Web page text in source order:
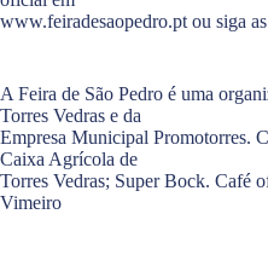
www.feiradesaopedro.pt ou siga as
A Feira de São Pedro é uma
Torres Vedras e da
Empresa Municipal Promotorres.
Caixa Agrícola de
Torres Vedras; Super Bock. Café
Vimeiro